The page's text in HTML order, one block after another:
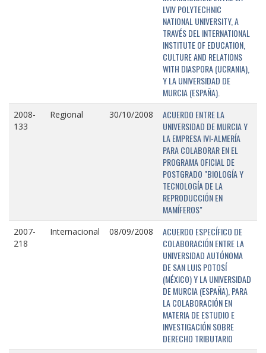
LVIV POLYTECHNIC
NATIONAL UNIVERSITY, A
TRAVÉS DEL INTERNATIONAL
INSTITUTE OF EDUCATION,
CULTURE AND RELATIONS
WITH DIASPORA (UCRANIA),
Y LA UNIVERSIDAD DE
MURCIA (ESPAÑA).
2008-
133
Regional 30/10/2008
ACUERDO ENTRE LA
UNIVERSIDAD DE MURCIA Y
LA EMPRESA IVI-ALMERÍA
PARA COLABORAR EN EL
PROGRAMA OFICIAL DE
POSTGRADO "BIOLOGÍA Y
TECNOLOGÍA DE LA
REPRODUCCIÓN EN
MAMÍFEROS"
2007-
218
Internacional 08/09/2008
ACUERDO ESPECÍFICO DE
COLABORACIÓN ENTRE LA
UNIVERSIDAD AUTÓNOMA
DE SAN LUIS POTOSÍ
(MÉXICO) Y LA UNIVERSIDAD
DE MURCIA (ESPAÑA), PARA
LA COLABORACIÓN EN
MATERIA DE ESTUDIO E
INVESTIGACIÓN SOBRE
DERECHO TRIBUTARIO